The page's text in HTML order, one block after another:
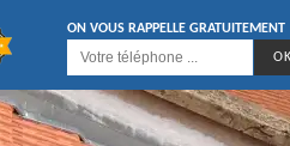
ON VOUS RAPPELLE GRATUITEMENT